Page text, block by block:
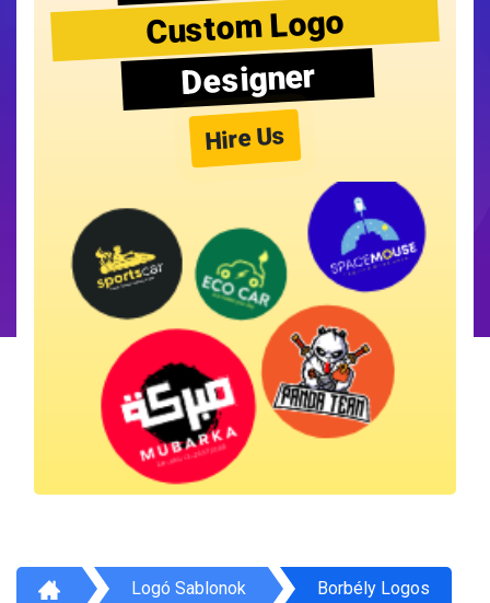
Custom Logo
Designer
Hire Us
Logó Sablonok Borbély Logos